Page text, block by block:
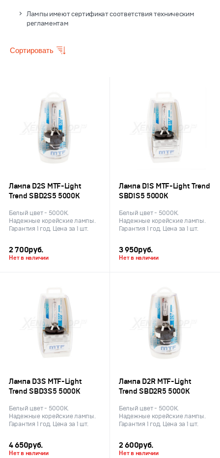
Лампы имеют сертификат соответствия техническим
регламентам
Сортировать
Лампа D2S MTF-Light
Trend SBD2S5 5000K
Белый цвет - 5000К.
Надежные корейские лампы.
Гарантия 1 год. Цена за 1 шт.
2 700руб.
Нет в наличии
Лампа D1S MTF-Light Trend
SBD1S5 5000K
Белый цвет - 5000К.
Надежные корейские лампы.
Гарантия 1 год. Цена за 1 шт.
3 950руб.
Нет в наличии
Лампа D3S MTF-Light
Trend SBD3S5 5000K
Белый цвет - 5000К.
Надежные корейские лампы.
Гарантия 1 год. Цена за 1 шт.
4 650руб.
Нет в наличии
Лампа D2R MTF-Light
Trend SBD2R5 5000K
Белый цвет - 5000К.
Надежные корейские лампы.
Гарантия 1 год. Цена за 1 шт.
2 600руб.
Нет в наличии